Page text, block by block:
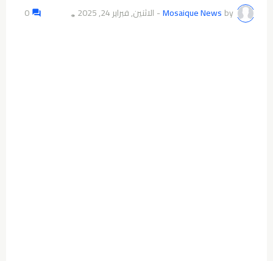
by
Mosaique News
- الاثنين, فبراير 24, 2025 👁️
0